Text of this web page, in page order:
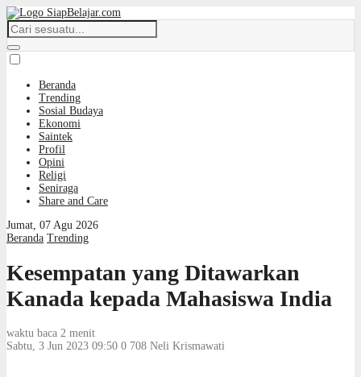
Beranda
Trending
Sosial Budaya
Ekonomi
Saintek
Profil
Opini
Religi
Seniraga
Share and Care
Jumat, 07 Agu 2026
Beranda Trending
Kesempatan yang Ditawarkan
Kanada kepada Mahasiswa India
waktu baca 2 menit
Sabtu, 3 Jun 2023 09:50 0 708 Neli Krismawati